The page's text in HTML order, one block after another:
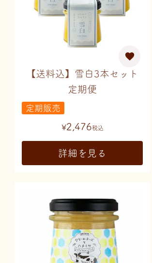
【送料込】雪白3本セット
定期便
定期販売
¥2,476税込
詳細を見る